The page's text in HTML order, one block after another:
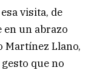
visita, de
en un abrazo
Martínez Llano,
que no